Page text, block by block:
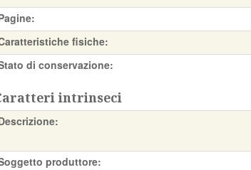
fisiche:
di conservazione:
intrinseci
produttore: